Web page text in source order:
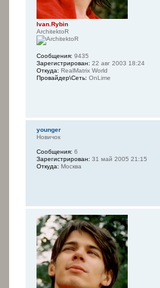
Ivan.Rybin
ArchitektoR
Сообщения: 9435
Зарегистрирован: 22 авг 2003 18:24
Откуда: RealMatrix World
Провайдер\Сеть: OnLime
younger
Новичок
Сообщения: 6
Зарегистрирован: 31 май 2005 21:15
Откуда: Москва